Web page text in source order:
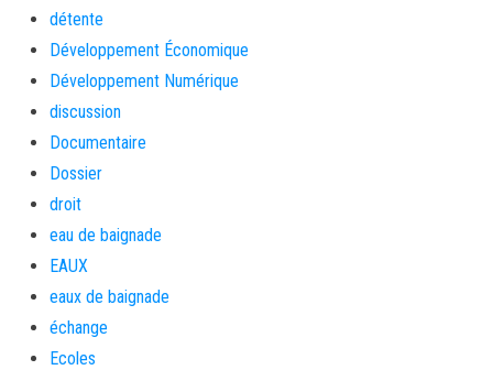
détente
Développement Économique
Développement Numérique
discussion
Documentaire
Dossier
droit
eau de baignade
EAUX
eaux de baignade
échange
Ecoles